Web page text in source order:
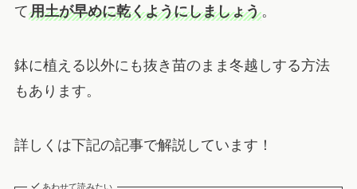
て用土が早めに乾くようにしましょう。
鉢に植える以外にも抜き苗のまま冬越しする方法
もあります。
詳しくは下記の記事で解説しています！
あわせて読みたい